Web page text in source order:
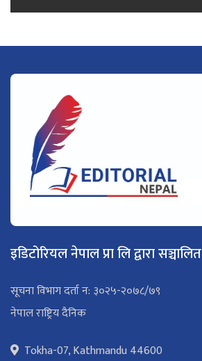
इडिटोरियल नेपाल प्रा लि द्वारा सञ्चालित
सूचना विभाग दर्ता न: ३०२५-२०७८/७९
नेपाल राष्ट्रिय दैनिक
Tokha-07, Kathmandu 44600